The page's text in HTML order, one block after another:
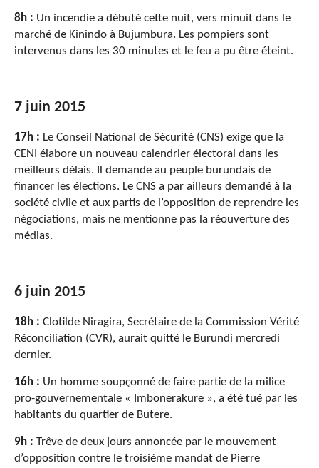
8h : Un incendie a débuté cette nuit, vers minuit dans le
marché de Kinindo à Bujumbura. Les pompiers sont
intervenus dans les 30 minutes et le feu a pu être éteint.
7 juin 2015
17h : Le Conseil National de Sécurité (CNS) exige que la
CENI élabore un nouveau calendrier électoral dans les
meilleurs délais. Il demande au peuple burundais de
financer les élections. Le CNS a par ailleurs demandé à la
société civile et aux partis de l’opposition de reprendre les
négociations, mais ne mentionne pas la réouverture des
médias.
6 juin 2015
18h : Clotilde Niragira, Secrétaire de la Commission Vérité
Réconciliation (CVR), aurait quitté le Burundi mercredi
dernier.
16h : Un homme soupçonné de faire partie de la milice
pro-gouvernementale « Imbonerakure », a été tué par les
habitants du quartier de Butere.
9h : Trêve de deux jours annoncée par le mouvement
d’opposition contre le troisième mandat de Pierre